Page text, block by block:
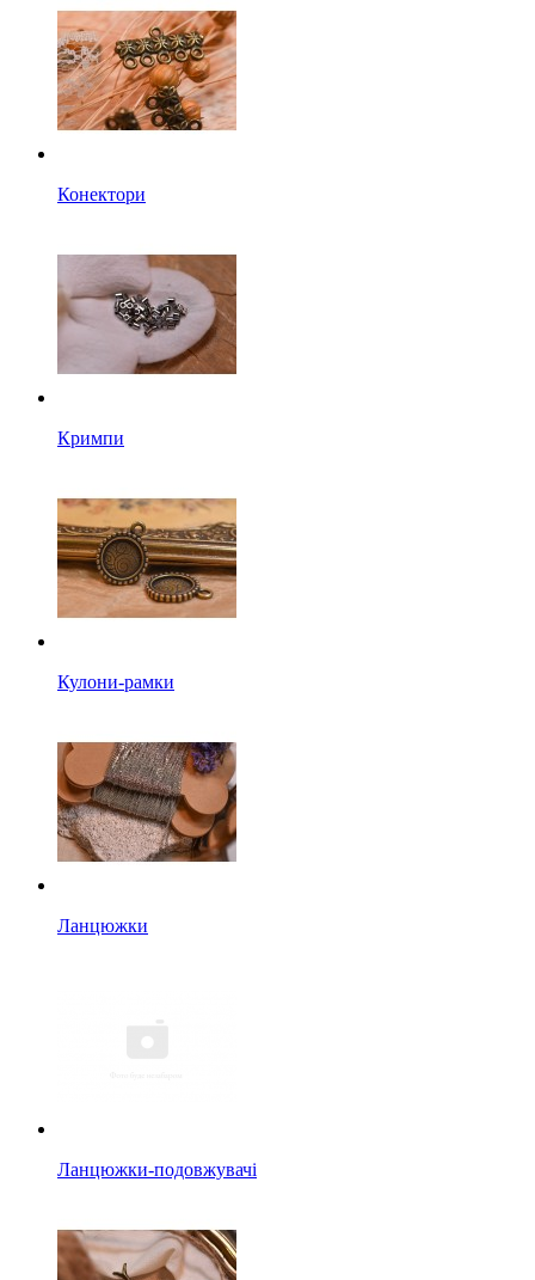
Конектори
Кримпи
Кулони-рамки
Ланцюжки
Ланцюжки-подовжувачі